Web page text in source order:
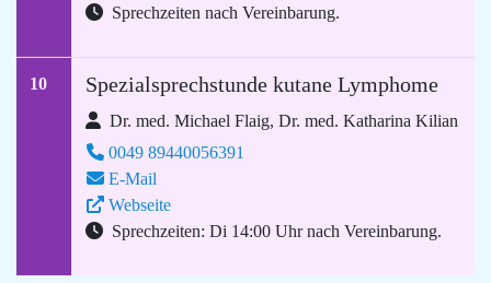
Sprechzeiten nach Vereinbarung.
10 Spezialsprechstunde kutane Lymphome
Dr. med. Michael Flaig, Dr. med. Katharina Kilian
0049 89440056391
E-Mail
Webseite
Sprechzeiten: Di 14:00 Uhr nach Vereinbarung.